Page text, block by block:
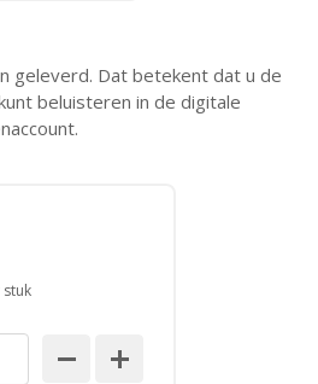
geleverd. Dat betekent dat u de
beluisteren in de digitale